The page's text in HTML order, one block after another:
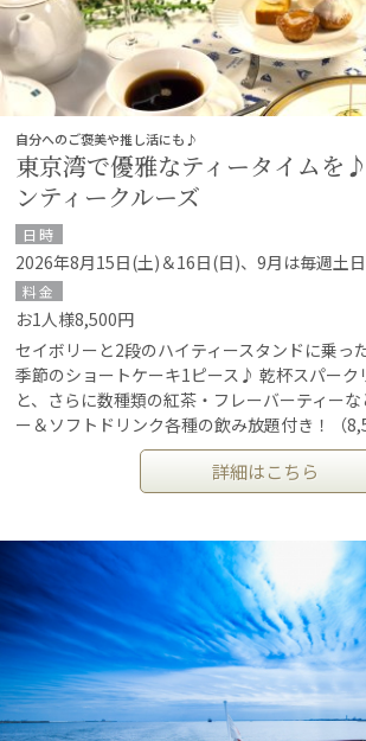
自分へのご褒美や推し活にも♪
東京湾で優雅なティータイムを
ンティークルーズ
日時
2026年8月15日(土)＆16日(日)、9月は毎週土
料金
お1人様8,500円
セイボリーと2段のハイティースタンドに乗っ
季節のショートケーキ1ピース♪ 乾杯スパーク
と、さらに数種類の紅茶・フレーバーティー
ー＆ソフトドリンク各種の飲み放題付き！（
詳細はこちら